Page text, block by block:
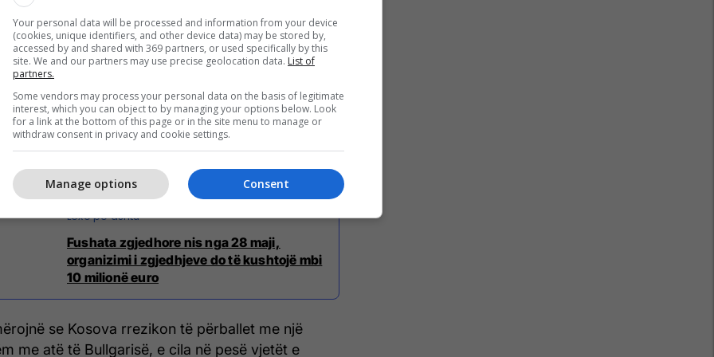
në një dorë të vetme.
e dalë nga zgjedhjet e parakohshme të 28
pak se tre muaj.
pas një krize të zgjatur politike që nisi pas
të 9 shkurtit 2025, kur Kuvendi nuk arriti të
të tërë dhe përpjekjet për formimin e Qeverisë
Fushata zgjedhore nis nga 28 maji,
organizimi i zgjedhjeve do të kushtojë mbi
10 milionë euro
se Kosova rrezikon të përballet me një
me atë të Bullgarisë, e cila në pesë vjetët e
Your personal data will be processed and information from your device
(cookies, unique identifiers, and other device data) may be stored by,
accessed by and shared with 369 partners, or used specifically by this
site. We and our partners may use precise geolocation data. List of
partners.
Some vendors may process your personal data on the basis of legitimate
interest, which you can object to by managing your options below. Look
for a link at the bottom of this page or in the site menu to manage or
withdraw consent in privacy and cookie settings.
Consent
Manage options